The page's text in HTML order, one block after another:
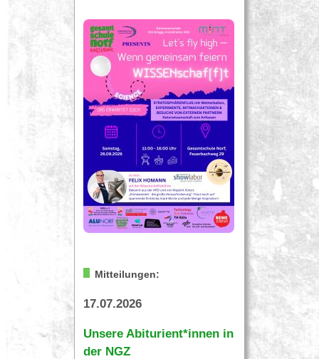
Mitteilungen:
17.07.2026
Unsere Abiturient*innen in
der NGZ